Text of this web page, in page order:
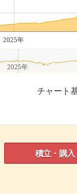
2025年
2025年
チャート
積立・購入